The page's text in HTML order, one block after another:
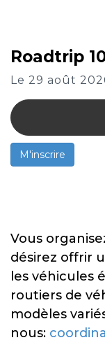
Roadtrip
Le 29 août
M'inscrire
Vous
désirez offrir
les véhicules
routiers de
modèles
nous: